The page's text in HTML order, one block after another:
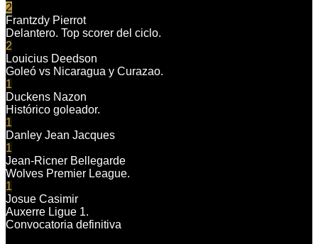
2
Frantzdy Pierrot
Delantero. Top scorer del ciclo.
2
Louicius Deedson
Goleó vs Nicaragua y Curazao.
1
Duckens Nazon
Histórico goleador.
1
Danley Jean Jacques
1
Jean-Ricner Bellegarde
Wolves Premier League.
1
Josue Casimir
Auxerre Ligue 1.
Convocatoria definitiva